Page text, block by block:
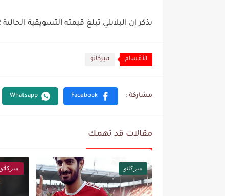
يذكر ان البلايلي تبلغ قيمته التسويقية الحالية 2 مليون اورو.
الأقسام ميركاتو
مقالات قد تهمك
ميركاتو ميركاتو